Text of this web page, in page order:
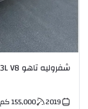
شفروليه تاهو 5.3L V8
2019
155,000كم